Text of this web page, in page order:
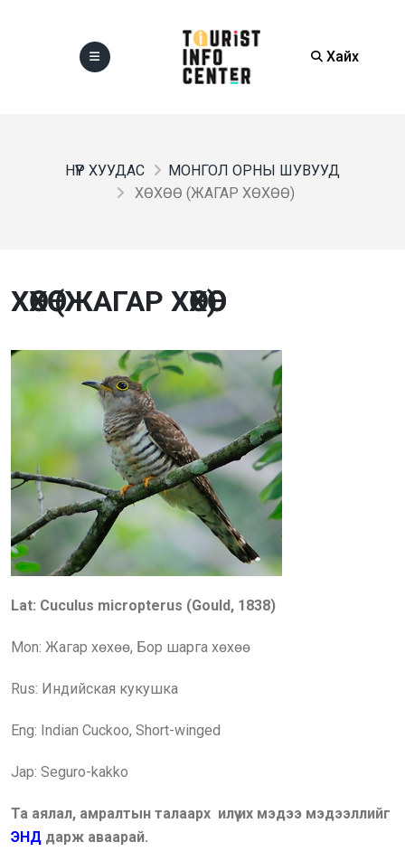
Хайх
НҮҮР ХУУДАС
МОНГОЛ ОРНЫ ШУВУУД
ХӨХӨӨ (ЖАГАР ХӨХӨӨ)
ХӨХӨӨ (ЖАГАР ХӨХӨӨ)
Lat: Cuculus micropterus (Gould, 1838)
Mon: Жагар хөхөө, Бор шарга хөхөө
Rus: Индийская кукушка
Eng: Indian Cuckoo, Short-winged
Jap: Seguro-kakko
Та аялал, амралтын талаарх илүү их мэдээ мэдээллийг
ЭНД дарж аваарай.